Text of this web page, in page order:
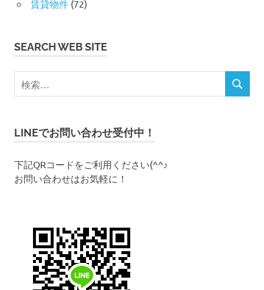
賃貸物件(72)
SEARCH WEB SITE
検
索
:
検
LINEでお問い合わせ受付中！
下記QRコードをご利用ください(^^♪
お問い合わせはお気軽に！